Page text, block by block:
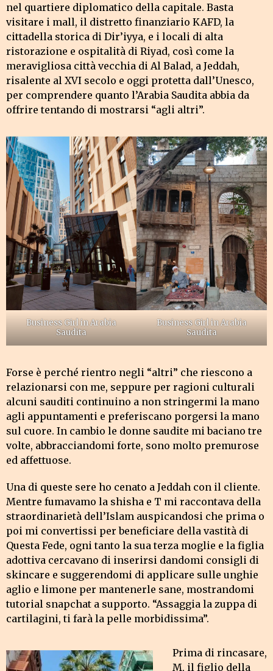
nel quartiere diplomatico della capitale. Basta
visitare i mall, il distretto finanziario KAFD, la
cittadella storica di Dir’iyya, e i locali di alta
ristorazione e ospitalità di Riyad, così come la
meravigliosa città vecchia di Al Balad, a Jeddah,
risalente al XVI secolo e oggi protetta dall’Unesco,
per comprendere quanto l’Arabia Saudita abbia da
offrire tentando di mostrarsi “agli altri”.
Business Girl in Arabia
Saudita
Business Girl in Arabia
Saudita
Forse è perché rientro negli “altri” che riescono a
relazionarsi con me, seppure per ragioni culturali
alcuni sauditi continuino a non stringermi la mano
agli appuntamenti e preferiscano porgersi la mano
sul cuore. In cambio le donne saudite mi baciano tre
volte, abbracciandomi forte, sono molto premurose
ed affettuose.
Una di queste sere ho cenato a Jeddah con il cliente.
Mentre fumavamo la shisha e T mi raccontava della
straordinarietà dell’Islam auspicandosi che prima o
poi mi convertissi per beneficiare della vastità di
Questa Fede, ogni tanto la sua terza moglie e la figlia
adottiva cercavano di inserirsi dandomi consigli di
skincare e suggerendomi di applicare sulle unghie
aglio e limone per mantenerle sane, mostrandomi
tutorial snapchat a supporto. “Assaggia la zuppa di
cartilagini, ti farà la pelle morbidissima”.
Prima di rincasare,
M, il figlio della